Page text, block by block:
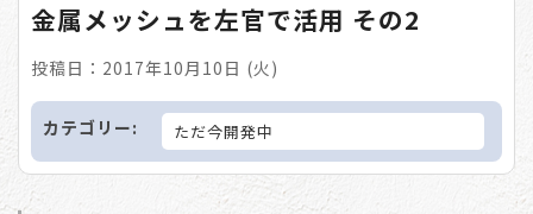
金属メッシュを左官で活用 その2
投稿日：2017年10月10日 (火)
カテゴリー: ただ今開発中